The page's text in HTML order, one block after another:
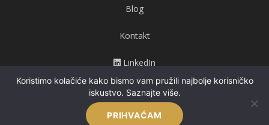
Blog
Kontakt
LinkedIn
Pravila privatnosti
web izrada:Burza ideja
Koristimo kolačiće kako bismo vam pružili najbolje korisničko
iskustvo. Saznajte više.
PRIHVAĆAM